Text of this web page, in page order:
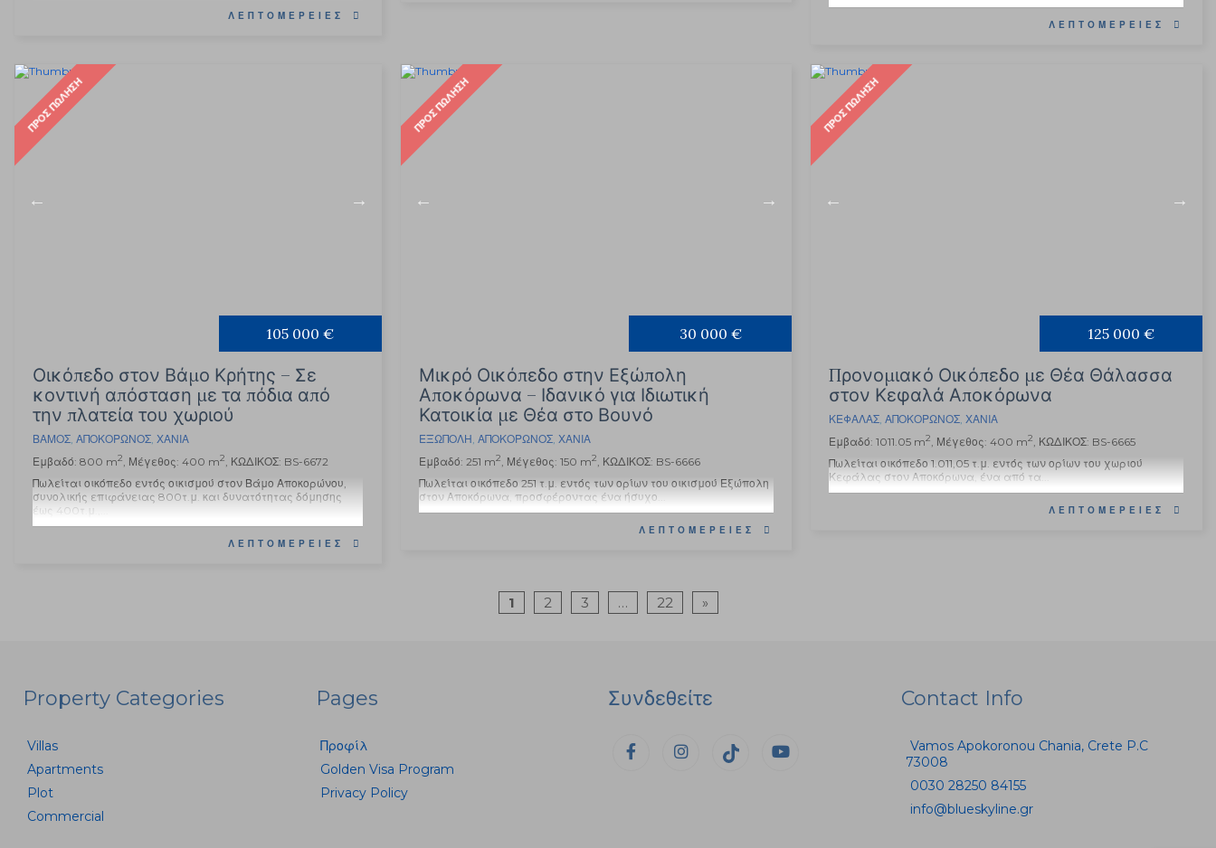
ΛΕΠΤΟΜΈΡΕΙΕΣ
ΛΕΠΤΟΜΈΡΕΙΕΣ
ΠΡΟΣ ΠΏΛΗΣΗ
105 000 €
Οικόπεδο στον Βάμο Κρήτης – Σε
κοντινή απόσταση με τα πόδια από
την πλατεία του χωριού
ΒΆΜΟΣ, ΑΠΟΚΌΡΩΝΟΣ, ΧΑΝΙΆ
Εμβαδό: 800 m2, Μέγεθος: 400 m2, ΚΩΔΙΚΟΣ: BS-6672
Πωλείται οικόπεδο εντός οικισμού στον Βάμο Αποκορώνου,
συνολικής επιφάνειας 800τ.μ. και δυνατότητας δόμησης
έως 400τ.μ.,...
ΛΕΠΤΟΜΈΡΕΙΕΣ
ΠΡΟΣ ΠΏΛΗΣΗ
30 000 €
Μικρό Οικόπεδο στην Εξώπολη
Αποκόρωνα – Ιδανικό για Ιδιωτική
Κατοικία με Θέα στο Βουνό
ΕΞΏΠΟΛΗ, ΑΠΟΚΌΡΩΝΟΣ, ΧΑΝΙΆ
Εμβαδό: 251 m2, Μέγεθος: 150 m2, ΚΩΔΙΚΟΣ: BS-6666
Πωλείται οικόπεδο 251 τ.μ. εντός των ορίων του οικισμού Εξώπολη
στον Αποκόρωνα, προσφέροντας ένα ήσυχο...
ΛΕΠΤΟΜΈΡΕΙΕΣ
ΠΡΟΣ ΠΏΛΗΣΗ
125 000 €
Προνομιακό Οικόπεδο με Θέα Θάλασσα
στον Κεφαλά Αποκόρωνα
ΚΕΦΑΛΆΣ,ΑΠΟΚΌΡΩΝΟΣ,ΧΑΝΙΆ
Εμβαδό: 1011.05 m2, Μέγεθος: 400 m2, ΚΩΔΙΚΟΣ: BS-6665
Πωλείται οικόπεδο 1.011,05 τ.μ. εντός των ορίων του χωριού
Κεφάλας στον Αποκόρωνα, ένα από τα...
ΛΕΠΤΟΜΈΡΕΙΕΣ
1 2 3 … 22 »
Property Categories
Villas
Apartments
Plot
Commercial
Pages
Προφίλ
Golden Visa Program
Privacy Policy
Συνδεθείτε Contact Info
Vamos Apokoronou Chania, Crete P.C
73008
0030 28250 84155
info@blueskyline.gr